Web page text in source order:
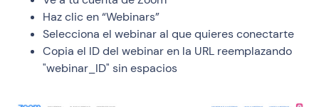
Haz clic en “Webinars”
Selecciona el webinar al que quieres conectarte
Copia el ID del webinar en la URL reemplazando
"webinar_ID" sin espacios